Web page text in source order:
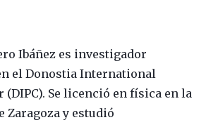
Ibáñez es investigador
el Donostia International
(DIPC). Se licenció en física en la
Zaragoza y estudió